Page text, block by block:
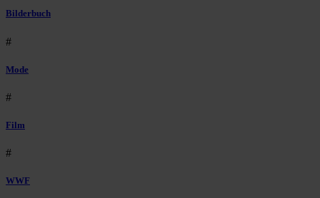
Bilderbuch
#
Mode
#
Film
#
WWF